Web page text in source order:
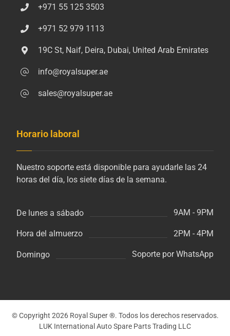
+971 55 125 3503
+971 52 979 1113
19C St, Naif, Deira, Dubai, United Arab Emirates
info@royalsuper.ae
sales@royalsuper.ae
Horario laboral
Nuestro soporte está disponible para ayudarle las 24
horas del día, los siete días de la semana.
De lunes a sábado 9AM - 9PM
Hora del almuerzo 2PM - 4PM
Domingo Soporte por WhatsApp
© Copyright 2026 Royal Super ®. Todos los derechos reservados.
LUK International Auto Spare Parts Trading LLC